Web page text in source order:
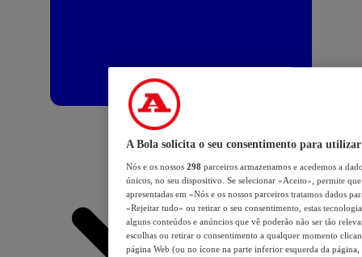
A Bola solicita o seu consentimento para utilizar
Nós e os nossos 298 parceiros armazenamos e acedemos a
únicos, no seu dispositivo. Se selecionar «Aceito», permite
apresentadas em «Nós e os nossos parceiros tratamos dados
«Rejeitar tudo» ou retirar o seu consentimento, estas
alguns conteúdos e anúncios que vê poderão não ser tão
escolhas ou retirar o consentimento a qualquer momento
página Web (ou no ícone na parte inferior esquerda da página,